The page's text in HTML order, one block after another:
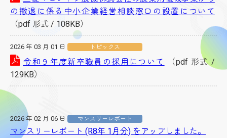
の撤退に係る中小企業経営相談窓口の設置について
（pdf 形式 / 108KB）
2026 年 03 月 01 日 トピックス
令和９年度新卒職員の採用について（pdf 形式 /
129KB）
2026 年 02 月 06 日 マンスリーレポート
マンスリーレポート (R8年 1月分) をアップしました。